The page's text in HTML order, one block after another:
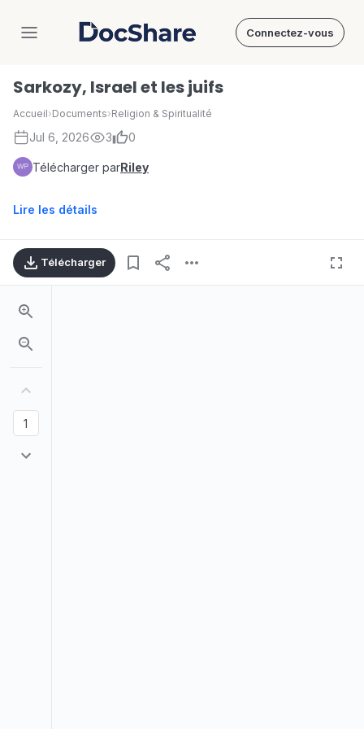
DocShare Connectez-vous
Sarkozy, Israel et les juifs
Accueil›Documents›Religion & Spiritualité
Jul 6, 2026 3 0
Télécharger parRiley
Lire les détails
Télécharger